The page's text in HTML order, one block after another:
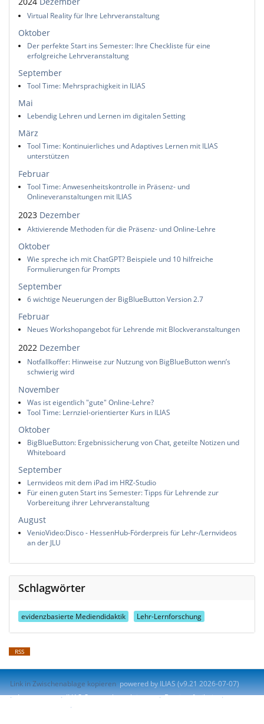
Virtual Reality für Ihre Lehrveranstaltung
Oktober
Der perfekte Start ins Semester: Ihre Checkliste für eine
erfolgreiche Lehrveranstaltung
September
Tool Time: Mehrsprachigkeit in ILIAS
Mai
Lebendig Lehren und Lernen im digitalen Setting
März
Tool Time: Kontinuierliches und Adaptives Lernen mit ILIAS
unterstützen
Februar
Tool Time: Anwesenheitskontrolle in Präsenz- und
Onlineveranstaltungen mit ILIAS
2023 Dezember
Aktivierende Methoden für die Präsenz- und Online-Lehre
Oktober
Wie spreche ich mit ChatGPT? Beispiele und 10 hilfreiche
Formulierungen für Prompts
September
6 wichtige Neuerungen der BigBlueButton Version 2.7
Februar
Neues Workshopangebot für Lehrende mit Blockveranstaltungen
2022 Dezember
Notfallkoffer: Hinweise zur Nutzung von BigBlueButton wenn’s
schwierig wird
November
Was ist eigentlich "gute" Online-Lehre?
Tool Time: Lernziel-orientierter Kurs in ILIAS
Oktober
BigBlueButton: Ergebnissicherung von Chat, geteilte Notizen und
Whiteboard
September
Lernvideos mit dem iPad im HRZ-Studio
Für einen guten Start ins Semester: Tipps für Lehrende zur
Vorbereitung ihrer Lehrveranstaltung
August
VenioVideo:Disco - HessenHub-Förderpreis für Lehr-/Lernvideos
an der JLU
Schlagwörter
evidenzbasierte Mediendidaktik Lehr-Lernforschung
RSS
Link in Zwischenablage kopieren powered by ILIAS (v9.21 2026-07-07)
Impressum
ILIAS-Support kontaktieren
Barrierefreiheit